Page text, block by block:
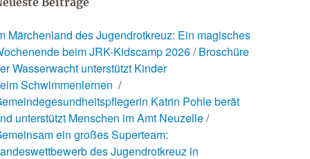
Märchenland des Jugendrotkreuz: Ein magisches
beim JRK-Kidscamp 2026 Broschüre
Wasserwacht unterstützt Kinder
Schwimmenlernen
Katrin Pohle berät
unterstützt Menschen im Amt Neuzelle
ein großes Superteam:
des Jugendrotkreuz in